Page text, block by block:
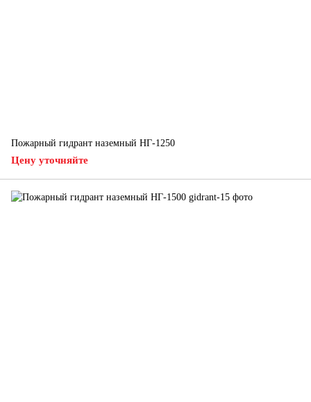
Пожарный гидрант наземный НГ-1250
Цену уточняйте